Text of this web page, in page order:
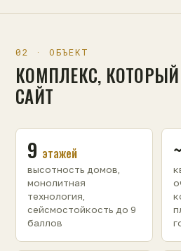
02 · ОБЪЕКТ
КОМПЛЕКС,
САЙТ
9 этажей
высотность домов,
монолитная
технология,
сейсмостойкость до 9
баллов